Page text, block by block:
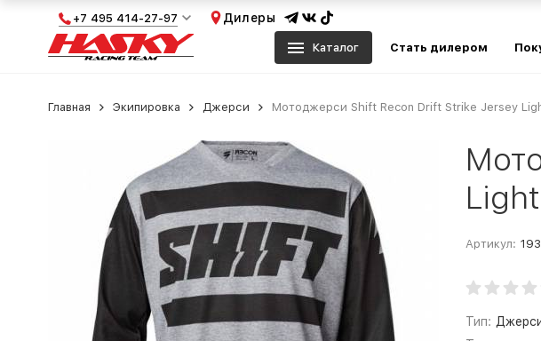
+7 495 414-27-97 Дилеры
Каталог Стать дилером
Главная Экипировка Джерси Мотоджерси Shift Recon Drift Strike Jersey
Артикул:
Тип: